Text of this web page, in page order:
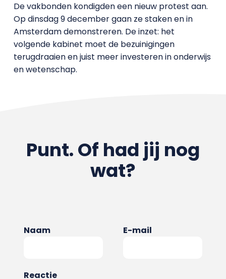
De vakbonden kondigden een nieuw protest aan.
Op dinsdag 9 december gaan ze staken en in
Amsterdam demonstreren. De inzet: het
volgende kabinet moet de bezuinigingen
terugdraaien en juist meer investeren in onderwijs
en wetenschap.
Punt. Of had jij nog
wat?
Naam E-mail
Reactie